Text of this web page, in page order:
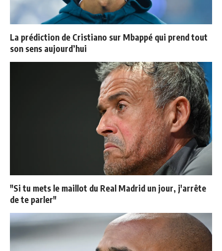
La prédiction de Cristiano sur Mbappé qui prend tout
son sens aujourd’hui
"Si tu mets le maillot du Real Madrid un jour, j'arrête
de te parler"